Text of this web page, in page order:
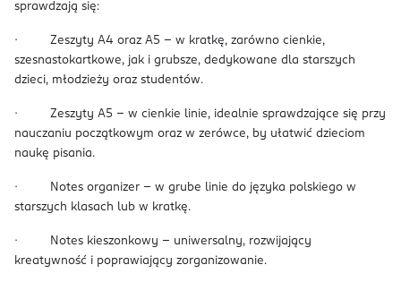
sprawdzają się:
· Zeszyty A4 oraz A5 – w kratkę, zarówno cienkie,
szesnastokartkowe, jak i grubsze, dedykowane dla starszych
dzieci, młodzieży oraz studentów.
· Zeszyty A5 – w cienkie linie, idealnie sprawdzające się przy
nauczaniu początkowym oraz w zerówce, by ułatwić dzieciom
naukę pisania.
· Notes organizer – w grube linie do języka polskiego w
starszych klasach lub w kratkę.
· Notes kieszonkowy – uniwersalny, rozwijający
kreatywność i poprawiający zorganizowanie.